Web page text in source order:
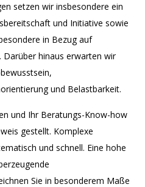
setzen wir insbesondere ein
und Initiative sowie
in Bezug auf
hinaus erwarten wir
und Belastbarkeit.
und Ihr Beratungs-Know-how
gestellt. Komplexe
und schnell. Eine hohe
Sie in besonderem Maße